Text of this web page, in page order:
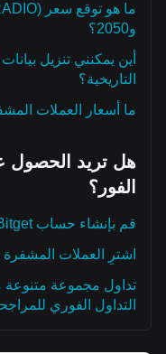
و2050؟
التاريخية؟
ما أسعار العملات
هل تريد الحصول
الفور؟
قم بإنشاء حساب Bitget
اشترِ العملات
تداول مجموعة
التداول الفوري